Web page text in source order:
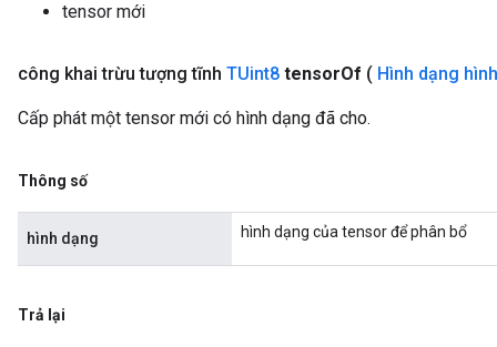
tensor mới
công khai trừu tượng tĩnh TUint8 tensorOf ( Hình dạng hình
Cấp phát một tensor mới có hình dạng đã cho.
Thông số
hình dạng hình dạng của tensor để phân bổ
Trả lại